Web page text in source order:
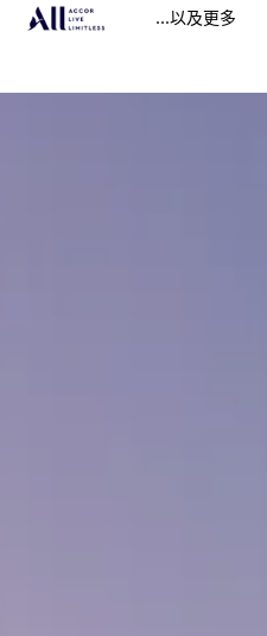
...以及更多